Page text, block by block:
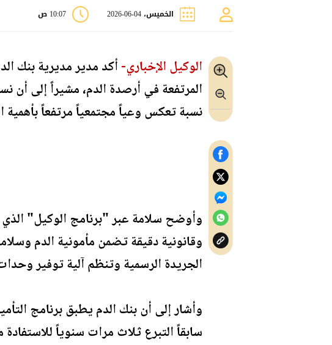
الخميس، 04-06-2026 10:07 ص
الوكيل الإخباري-أكد مدير مديرية بنك
نسبة تعكس وعياً مجتمعياً مرتفعاً بأهمية
وأوضح سلامة عبر "برنامج الوكيل"
وقانونية دقيقة تضمن مأمونية الدم
الجريدة الرسمية وتنظم آلية توفير
وأشار إلى أن بنك الدم يطبق برنامج
سابقاً التبرع ثلاث مرات سنوياً